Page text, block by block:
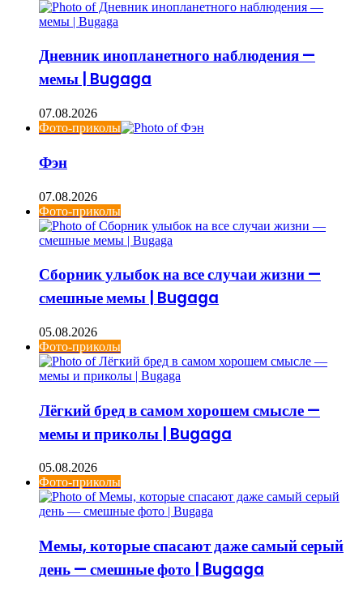
Дневник инопланетного наблюдения —
мемы | Bugaga
07.08.2026
Фото-приколы
Фэн
07.08.2026
Фото-приколы
Сборник улыбок на все случаи жизни —
смешные мемы | Bugaga
05.08.2026
Фото-приколы
Лёгкий бред в самом хорошем смысле —
мемы и приколы | Bugaga
05.08.2026
Фото-приколы
Мемы, которые спасают даже самый серый
день — смешные фото | Bugaga